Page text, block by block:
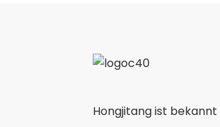
Hongjitang ist